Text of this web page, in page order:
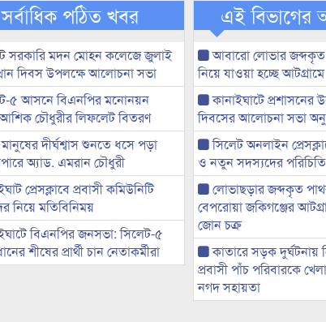
সর্বাধিক পঠিত খবর
সরকারি মদন মোহন কলেজে জুলাই
দিবস উপলক্ষে আলোচনা সভা
৫ আসনে বিএনপির মনোনয়ন
আশিক চৌধুরীর লিফলেট বিতরণ
মানুষের দীর্ঘশ্বাস শুনতে ধসে পড়া
অ্যাড. এমরান চৌধুরী
প্রেসক্লাবে প্রবাসী কমিউনিটি
নিয়ে মতিবিনিময়
বিএনপির জনসভা: সিলেট-৫
শীষের প্রার্থী চান নেতাকর্মীরা
এই
আবারো লোভার জব্দকৃত
নিয়ে যাওয়া হচ্ছে আটগ্রামে
কানাইঘাটে প্রশাসনের
দিবসের আলোচনা সভা
সিলেট অনলাইন
ও নতুন সদস্যদের
লোভাছড়ার জব্দকৃত
বেপরোয়া জকিগঞ্জের
জোন চক্র
কাতারে সড়ক দুর্ঘটনায়
প্রবাসী পাঁচ পরিবারকে
নগদ সহায়তা